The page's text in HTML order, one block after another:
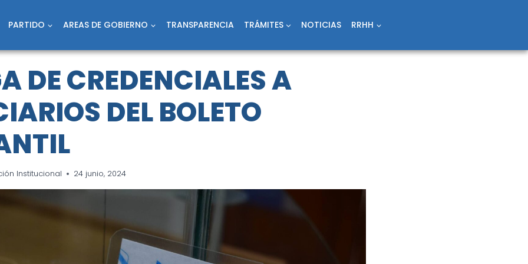
PARTIDO AREAS DE GOBIERNO TRANSPARENCIA TRÁMITES NOTICIAS RRHH
DE CREDENCIALES A
DEL BOLETO
Institucional 24 junio, 2024